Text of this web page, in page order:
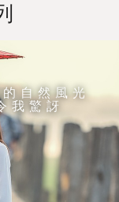
自然風光
我驚訝